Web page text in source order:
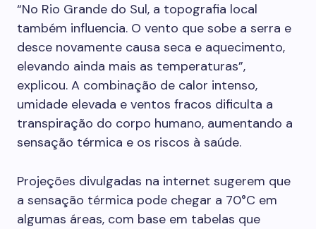
“No Rio Grande do Sul, a topografia local
também influencia. O vento que sobe a serra e
desce novamente causa seca e aquecimento,
elevando ainda mais as temperaturas”,
explicou. A combinação de calor intenso,
umidade elevada e ventos fracos dificulta a
transpiração do corpo humano, aumentando a
sensação térmica e os riscos à saúde.
Projeções divulgadas na internet sugerem que
a sensação térmica pode chegar a 70°C em
algumas áreas, com base em tabelas que